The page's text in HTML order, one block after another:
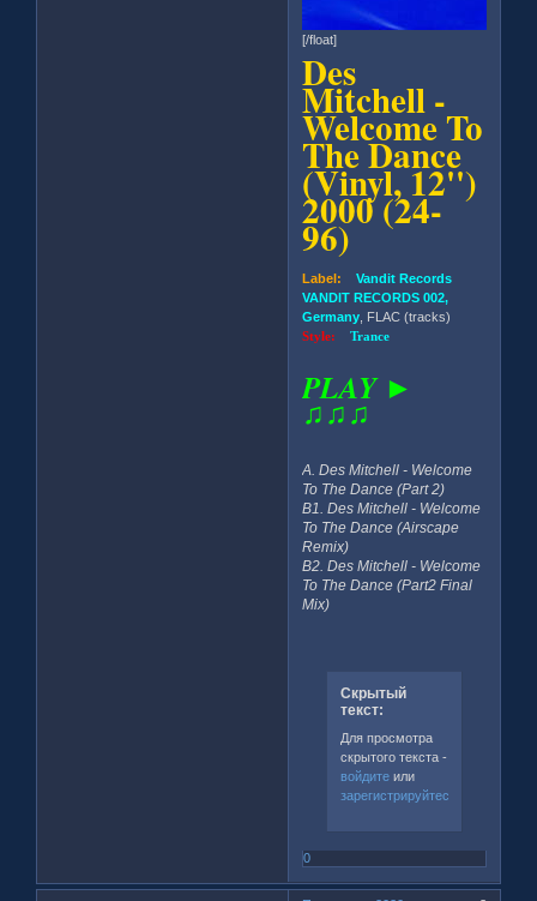
[/float]
Des
Mitchell -
Welcome To
The Dance
(Vinyl, 12'')
2000 (24-
96)
Label: Vandit Records
VANDIT RECORDS 002,
Germany , FLAC (tracks)
Style:Trance
PLAY ►
♫♫♫
A. Des Mitchell - Welcome
To The Dance (Part 2)
B1. Des Mitchell - Welcome
To The Dance (Airscape
Remix)
B2. Des Mitchell - Welcome
To The Dance (Part2 Final
Mix)
Скрытый
текст:
Для просмотра
скрытого текста -
войдитеили
зарегистрируйтесь
0